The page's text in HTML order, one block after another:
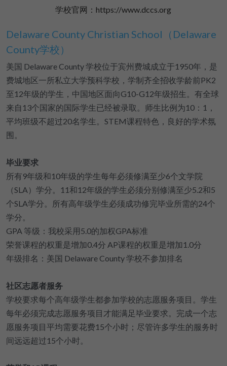
学校官网：https://www.dccs.org
Delaware County Christian School（Delaware
County学校）
美国 Delaware County 学校位于宾州费城成立于1950年，是
费城地区一所私立大学预科学校，学制齐全招收学龄前PK2
至12年级的学生，中国地区面向G10-G12年级招生。有全球
来自13个国家的国际学生已经被录取。师生比例为10：1，
平均班级不超过20名学生。STEM课程特色，良好的学术氛
围。
毕业要求
所有9年级和10年级的学生每年必须修满至少6个文学院
（SLA）学分。11和12年级的学生必须分别修满至少5.2和5
个SLA学分。所有高年级学生必须成功修完毕业所需的24个
学分。
GPA 等级：我校采用5.0的加权GPA标准
荣誉课程的权重是增加0.4分 AP课程的权重是增加1.0分
年级排名：美国 Delaware County 学校不参加排名
社区志愿者服务
学校要求每个高年级学生都参加学校的志愿服务项目。学生
每年必须完成志愿服务项目才能满足毕业要求。完成一个志
愿服务项目平均需要花费15个小时；尽管许多学生的服务时
间远远超过15个小时。